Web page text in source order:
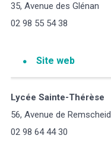
35, Avenue des Glénan
02 98 55 54 38
Site web
Lycée Sainte-Thérèse
56, Avenue de Remscheid
02 98 64 44 30